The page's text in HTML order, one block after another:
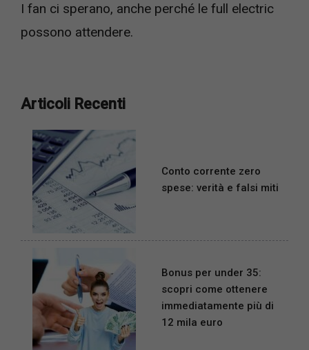
I fan ci sperano, anche perché le full electric
possono attendere.
Articoli Recenti
Conto corrente zero
spese: verità e falsi miti
Bonus per under 35:
scopri come ottenere
immediatamente più di
12 mila euro